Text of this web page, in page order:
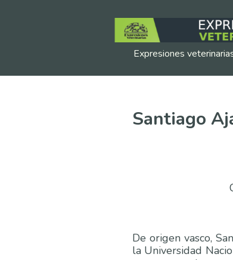
Expresiones
Santiago
De origen vasco,
la Universidad